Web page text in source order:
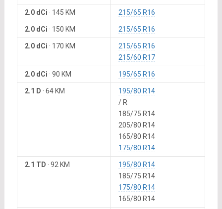
2.0 dCi · 145 KM 215/65 R16
2.0 dCi · 150 KM 215/65 R16
2.0 dCi · 170 KM
215/65 R16
215/60 R17
2.0 dCi · 90 KM 195/65 R16
2.1 D · 64 KM
195/80 R14
/ R
185/75 R14
205/80 R14
165/80 R14
175/80 R14
2.1 TD · 92 KM
195/80 R14
185/75 R14
175/80 R14
165/80 R14